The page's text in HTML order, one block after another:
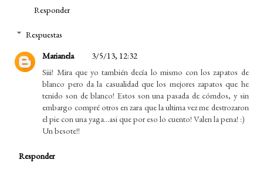
Responder
Respuestas
Marianela
3/5/13, 12:32
Siii! Mira que yo también decía lo mismo con los zapatos de
blanco pero da la casualidad que los mejores zapatos que he
tenido son de blanco! Estos son una pasada de cómdos, y sin
embargo compré otros en zara que la ultima vez me destrozaron
el pie con una yaga...asi que por eso lo cuento! Valen la pena! :)
Un besote!!
Responder